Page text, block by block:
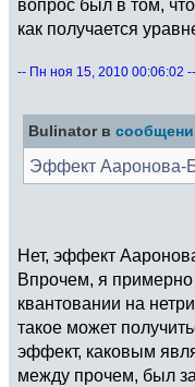
вопрос был в том,
как получается
-- Пн ноя 15, 2010 00:06:02 --
Bulinator в
Эффект Ааронова-
Нет, эффект
Впрочем, я
квантовании на
такое может
эффект, каковым
между прочем, был